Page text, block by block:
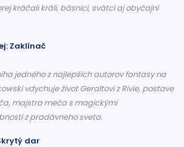
kráčali králi, básnici, svätci aj obyčajní
Zaklínač
jedného z najlepších autorov fantasy na
vdychuje život Geraltovi z Rivie, postave
majstra meča s magickými
z pradávneho sveta.
dar